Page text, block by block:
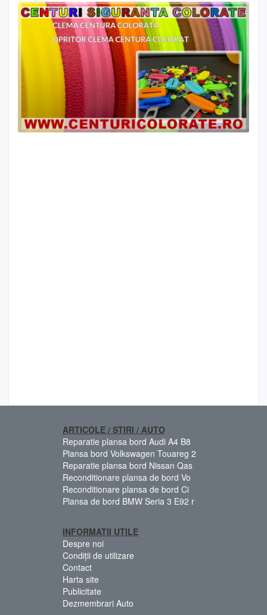
ARTICOLE / STIRI / AUTO
Reparatie plansa bord Audi A4 B8
Plansa bord Volkswagen Touareg 2
Reparatie plansa bord Nissan Qas
Reconditionare plansa de bord Vo
Reconditionare plansa de bord Ci
Plansa de bord BMW Seria 3 E92 r
INFORMATII UTILE
Despre noi
Condiții de utilizare
Contact
Harta site
Publicitate
Dezmembrari Auto